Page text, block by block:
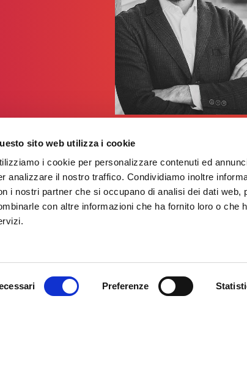
sito web utilizza i cookie
i cookie per personalizzare contenuti ed
analizzare il nostro traffico. Condividiamo inoltre
i nostri partner che si occupano di analisi dei dati web,
con altre informazioni che ha fornito loro o che
Preferenze
DE